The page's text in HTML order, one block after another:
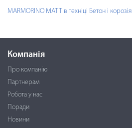
MARMORINO MATT в техніці Бетон і корозія
Компанія
Про компанію
Партнерам
Робота у нас
Поради
Новини